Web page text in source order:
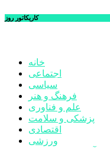
کاریکاتور روز
خانه
اجتماعی
سیاسی
فرهنگ و هنر
علم و فناوری
پزشکی و سلامت
اقتصادی
ورزشی